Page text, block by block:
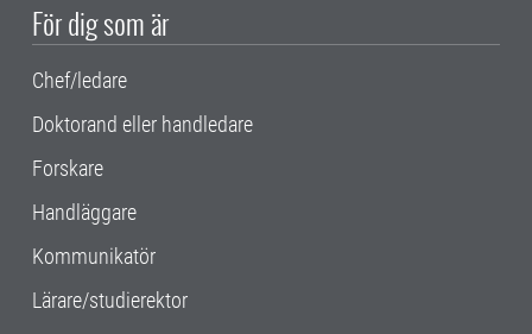
För dig som är
Chef/ledare
Doktorand eller handledare
Forskare
Handläggare
Kommunikatör
Lärare/studierektor